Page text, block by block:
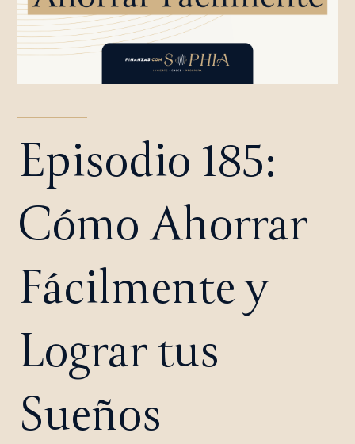
Episodio 185:
Cómo Ahorrar
Fácilmente y
Lograr tus
Sueños